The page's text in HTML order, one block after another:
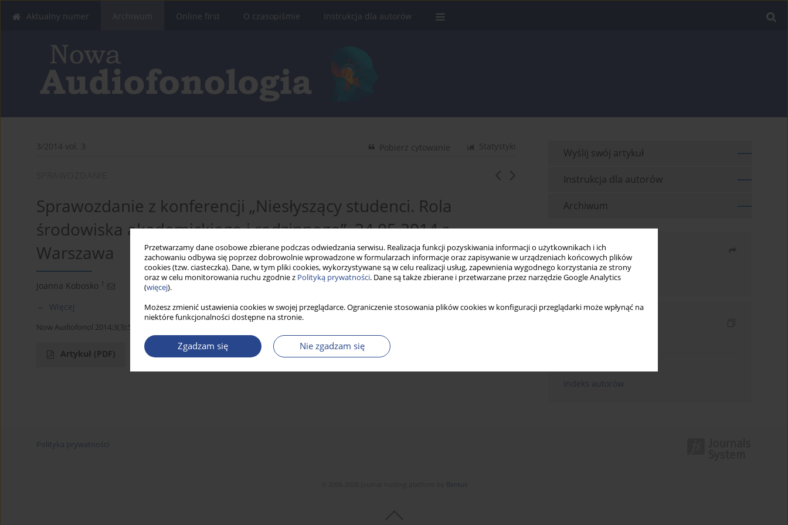
Przetwarzamy dane osobowe zbierane podczas odwiedzania serwisu. Realizacja funkcji pozyskiwania informacji o użytkownikach i ich
zachowaniu odbywa się poprzez dobrowolnie wprowadzone w formularzach informacje oraz zapisywanie w urządzeniach końcowych plików
cookies (tzw. ciasteczka). Dane, w tym pliki cookies, wykorzystywane są w celu realizacji usług, zapewnienia wygodnego korzystania ze strony
oraz w celu monitorowania ruchu zgodnie z Polityką prywatności. Dane są także zbierane i przetwarzane przez narzędzie Google Analytics
(więcej).
Możesz zmienić ustawienia cookies w swojej przeglądarce. Ograniczenie stosowania plików cookies w konfiguracji przeglądarki może wpłynąć na
niektóre funkcjonalności dostępne na stronie.
Zgadzam się Nie zgadzam się
Aktualny numer Archiwum Online first O czasopiśmie Instrukcja dla autorów
3/2014 vol. 3 Statystyki
Pobierz cytowanie
Sprawozdanie z konferencji „Niesłyszący studenci. Rola
środowiska akademickiego i rodzinnego”, 24.05.2014 r.,
Warszawa
Joanna Kobosko 1
Więcej
Now Audiofonol 2014;3(3):54-56
Artykuł (PDF)
Wyślij swój artykuł
Instrukcja dla autorów
Archiwum
Udostępnij
Wyślij mailem
Indeks autorów
Polityka prywatności
Bentus